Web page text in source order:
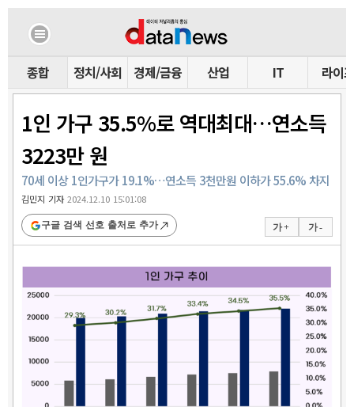
종합 정치/사회 경제/금융 산업 IT 라이프
1인 가구 35.5%로 역대최대…연소득
3223만 원
70세 이상 1인가구가 19.1%…연소득 3천만원 이하가 55.6% 차지
김민지 기자2024.12.10 15:01:08
가 + 가 -
구글 검색 선호 출처로 추가